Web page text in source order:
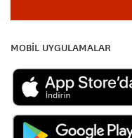
MOBİL UYGULAMALAR